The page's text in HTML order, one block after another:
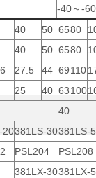
-40～-
40 50 6580
40 50 6580
27.5 44 69110
25 40 63100
40
20381LS-30381LS-
PSL204
PSL208
381LX-30381LX-